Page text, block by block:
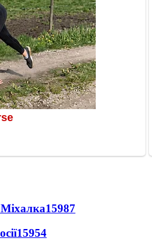
Міхалка15987
15954